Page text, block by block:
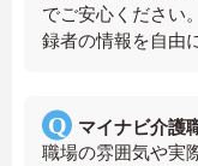
でご安心ください
録者の情報を自由
マイナビ介護
職場の雰囲気や実